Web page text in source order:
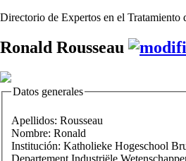
Directorio de Expertos en el Tratamiento
Ronald Rousseau
Datos generales
Apellidos: Rousseau
Nombre: Ronald
Institución: Katholieke Hogeschool